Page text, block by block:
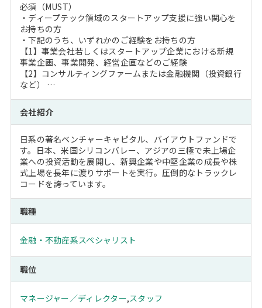
必須（MUST）
・ディープテック領域のスタートアップ支援に強い関心を
お持ちの方
・下記のうち、いずれかのご経験をお持ちの方
【1】事業会社若しくはスタートアップ企業における新規
事業企画、事業開発、経営企画などのご経験
【2】コンサルティングファームまたは金融機関（投資銀行
など） …
会社紹介
日系の著名ベンチャーキャピタル、バイアウトファンドで
す。日本、米国シリコンバレー、アジアの三極で未上場企
業への投資活動を展開し、新興企業や中堅企業の成長や株
式上場を長年に渡りサポートを実行。圧倒的なトラックレ
コードを誇っています。
職種
金融・不動産系スペシャリスト
職位
マネージャー／ディレクター,スタッフ